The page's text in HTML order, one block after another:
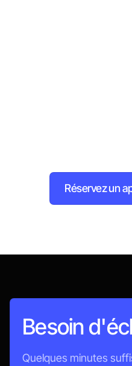
Réservez un
Appelons-
Besoin
Quelques minutes